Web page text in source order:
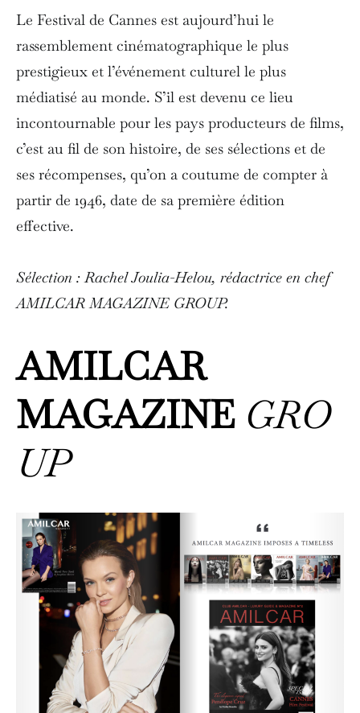
Le Festival de Cannes est aujourd’hui le
rassemblement cinématographique le plus
prestigieux et l’événement culturel le plus
médiatisé au monde. S’il est devenu ce lieu
incontournable pour les pays producteurs de films,
c’est au fil de son histoire, de ses sélections et de
ses récompenses, qu’on a coutume de compter à
partir de 1946, date de sa première édition
effective.
Sélection : Rachel Joulia-Helou, rédactrice en chef
AMILCAR MAGAZINE GROUP.
AMILCAR
MAGAZINE GRO
UP